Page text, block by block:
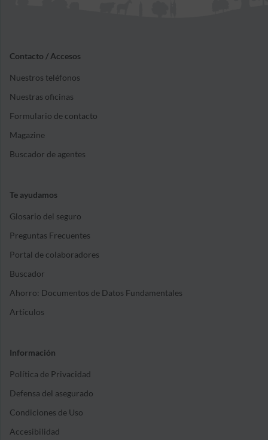
Contacto / Accesos
Nuestros teléfonos
Nuestras oficinas
Formulario de contacto
Magazine
Buscador de agentes
Te ayudamos
Glosario del seguro
Preguntas Frecuentes
Portal de colaboradores
Buscador
Ahorro: Documentos de Datos Fundamentales
Artículos
Información
Política de Privacidad
Defensa del asegurado
Condiciones de Uso
Accesibilidad